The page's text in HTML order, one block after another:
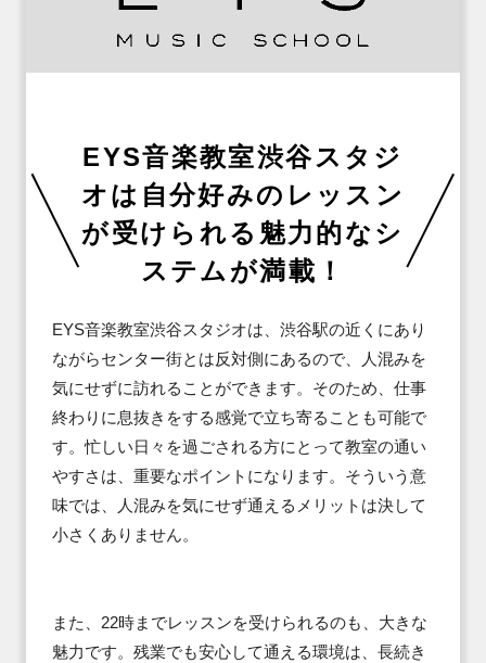
EYS音楽教室渋谷スタジ
オは自分好みのレッスン
が受けられる魅力的なシ
ステムが満載！
EYS音楽教室渋谷スタジオは、渋谷駅の近くにあり
ながらセンター街とは反対側にあるので、人混みを
気にせずに訪れることができます。そのため、仕事
終わりに息抜きをする感覚で立ち寄ることも可能で
す。忙しい日々を過ごされる方にとって教室の通い
やすさは、重要なポイントになります。そういう意
味では、人混みを気にせず通えるメリットは決して
小さくありません。
また、22時までレッスンを受けられるのも、大きな
魅力です。残業でも安心して通える環境は、長続き